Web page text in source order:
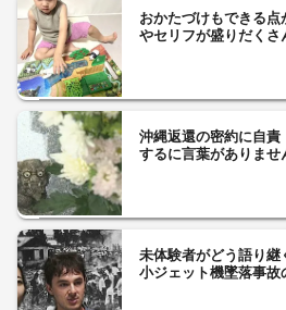
おかたづけもできる
やセリフが盛りだく
沖縄返還の密約に自
するに言葉がありませ
未体験者がどう語り
小ジェット機墜落事故